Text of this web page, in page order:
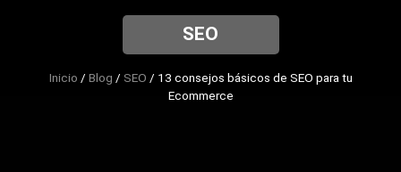
SEO
Inicio / Blog / SEO / 13 consejos básicos de SEO para tu
Ecommerce